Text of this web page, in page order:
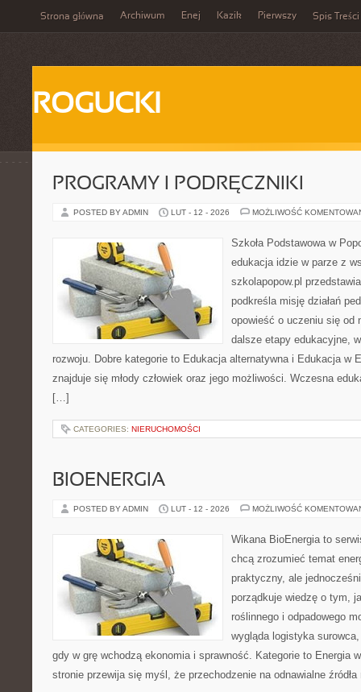
Strona główna Archiwum Enej Kazik Pierwszy Spis Treści
ROGUCKI
PROGRAMY I PODRĘCZNIKI
POSTED BY ADMIN LUT - 12 - 2026 MOŻLIWOŚĆ
Szkoła Podstawowa w
edukacja idzie w parze z
szkolapopow.pl
podkreśla misję działań
opowieść o uczeniu się od
dalsze etapy edukacyjne,
rozwoju. Dobre kategorie to Edukacja alternatywna i Edukacja w
znajduje się młody człowiek oraz jego możliwości. Wczesna
[…]
CATEGORIES: NIERUCHOMOŚCI
BIOENERGIA
POSTED BY ADMIN LUT - 12 - 2026 MOŻLIWOŚĆ
Wikana BioEnergia to
chcą zrozumieć temat
praktyczny, ale
porządkuje wiedzę o tym,
roślinnego i odpadowego
wygląda logistyka
gdy w grę wchodzą ekonomia i sprawność. Kategorie to Energia
stronie przewija się myśl, że przechodzenie na odnawialne